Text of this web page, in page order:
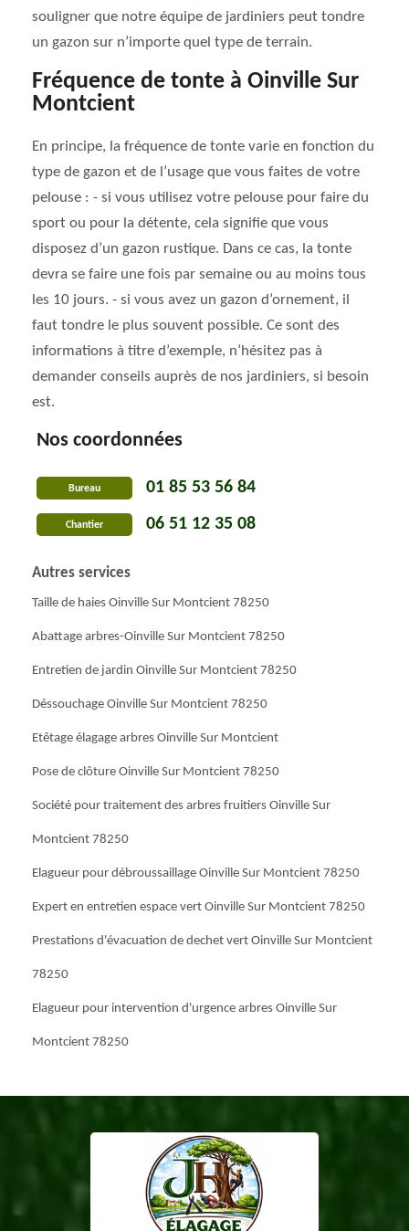
souligner que notre équipe de jardiniers peut tondre
un gazon sur n’importe quel type de terrain.
Fréquence de tonte à Oinville Sur
Montcient
En principe, la fréquence de tonte varie en fonction du
type de gazon et de l’usage que vous faites de votre
pelouse : - si vous utilisez votre pelouse pour faire du
sport ou pour la détente, cela signifie que vous
disposez d’un gazon rustique. Dans ce cas, la tonte
devra se faire une fois par semaine ou au moins tous
les 10 jours. - si vous avez un gazon d’ornement, il
faut tondre le plus souvent possible. Ce sont des
informations à titre d’exemple, n’hésitez pas à
demander conseils auprès de nos jardiniers, si besoin
est.
Nos coordonnées
Bureau 01 85 53 56 84
Chantier 06 51 12 35 08
Autres services
Taille de haies Oinville Sur Montcient 78250
Abattage arbres-Oinville Sur Montcient 78250
Entretien de jardin Oinville Sur Montcient 78250
Déssouchage Oinville Sur Montcient 78250
Etêtage élagage arbres Oinville Sur Montcient
Pose de clôture Oinville Sur Montcient 78250
Société pour traitement des arbres fruitiers Oinville Sur
Montcient 78250
Elagueur pour débroussaillage Oinville Sur Montcient 78250
Expert en entretien espace vert Oinville Sur Montcient 78250
Prestations d'évacuation de dechet vert Oinville Sur Montcient
78250
Elagueur pour intervention d'urgence arbres Oinville Sur
Montcient 78250